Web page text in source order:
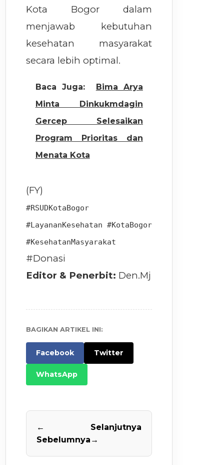
Kota Bogor dalam
menjawab kebutuhan
kesehatan masyarakat
secara lebih optimal.
Baca Juga:
Bima Arya
Minta Dinkukmdagin
Gercep Selesaikan
Program Prioritas dan
Menata Kota
(FY)
#RSUDKotaBogor
#LayananKesehatan #KotaBogor
#KesehatanMasyarakat
#Donasi
Editor & Penerbit: Den.Mj
BAGIKAN ARTIKEL INI:
Facebook Twitter
WhatsApp
←
Sebelumnya
Selanjutnya
→